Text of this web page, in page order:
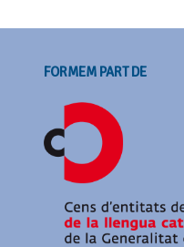
FORMEM PART DE